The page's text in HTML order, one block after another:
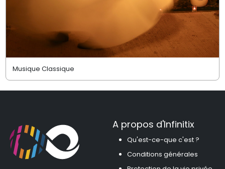
Musique Classique
A propos d'Infinitix
Qu'est-ce-que c'est ?
Conditions générales